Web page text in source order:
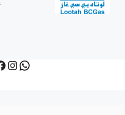
Instagram WhatsApp